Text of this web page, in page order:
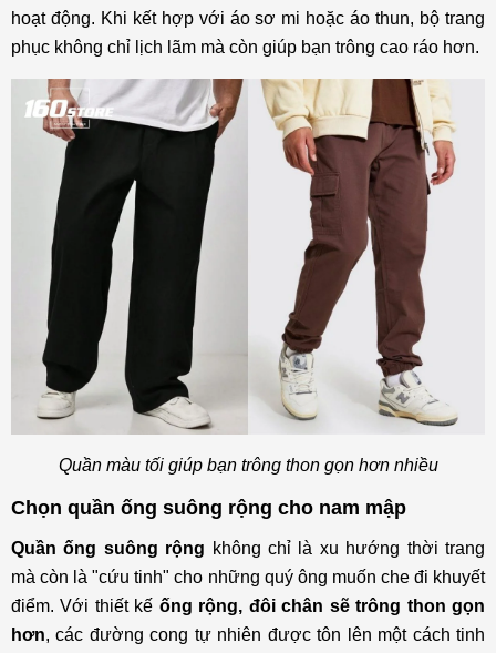
hoạt động. Khi kết hợp với áo sơ mi hoặc áo thun, bộ trang
phục không chỉ lịch lãm mà còn giúp bạn trông cao ráo hơn.
Quần màu tối giúp bạn trông thon gọn hơn nhiều
Chọn quần ống suông rộng cho nam mập
Quần ống suông rộng không chỉ là xu hướng thời trang
mà còn là "cứu tinh" cho những quý ông muốn che đi khuyết
điểm. Với thiết kế ống rộng, đôi chân sẽ trông thon gọn
hơn, các đường cong tự nhiên được tôn lên một cách tinh